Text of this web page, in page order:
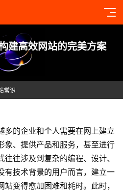
建高效网站的完美方案
常识
多的企业和个人需要在网上建立
象、提供产品和服务，甚至进行
往涉及到复杂的编程、设计、
有技术背景的用户而言，建立一
变得愈加困难和耗时。此时，